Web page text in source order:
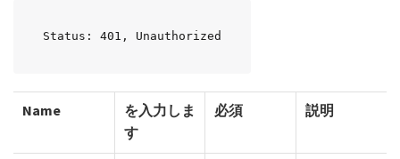
Status: 401, Unauthorized
Name
を入力しま
す
必須 説明